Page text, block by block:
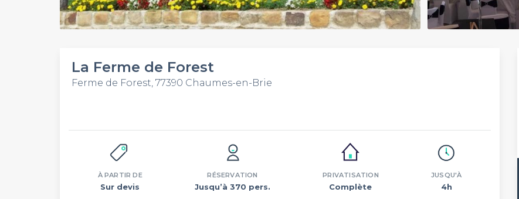
La Ferme de Forest
Ferme de Forest, 77390 Chaumes-en-Brie
À PARTIR DE
Sur devis
RÉSERVATION
Jusqu’à 370 pers.
PRIVATISATION
Complète
JUSQU'À
4h